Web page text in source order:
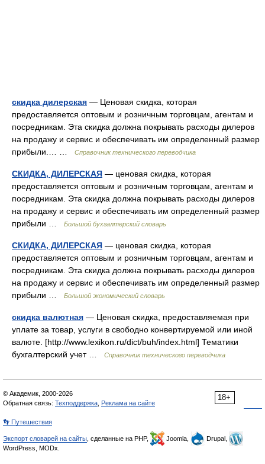
скидка дилерская — Ценовая скидка, которая
предоставляется оптовым и розничным торговцам, агентам и
посредникам. Эта скидка должна покрывать расходы дилеров
на продажу и сервис и обеспечивать им определенный размер
прибыли.… …
Справочник технического переводчика
СКИДКА, ДИЛЕРСКАЯ — ценовая скидка, которая
предоставляется оптовым и розничным торговцам, агентам и
посредникам. Эта скидка должна покрывать расходы дилеров
на продажу и сервис и обеспечивать им определенный размер
прибыли …
Большой бухгалтерский словарь
СКИДКА, ДИЛЕРСКАЯ — ценовая скидка, которая
предоставляется оптовым и розничным торговцам, агентам и
посредникам. Эта скидка должна покрывать расходы дилеров
на продажу и сервис и обеспечивать им определенный размер
прибыли …
Большой экономический словарь
скидка валютная — Ценовая скидка, предоставляемая при
уплате за товар, услуги в свободно конвертируемой или иной
валюте. [http://www.lexikon.ru/dict/buh/index.html] Тематики
бухгалтерский учет …
Справочник технического переводчика
18+
© Академик, 2000-2026
Обратная связь: Техподдержка Реклама на сайте
👣 Путешествия
Экспорт словарей на сайты , сделанные на PHP, Joomla,
Drupal,
WordPress, MODx.